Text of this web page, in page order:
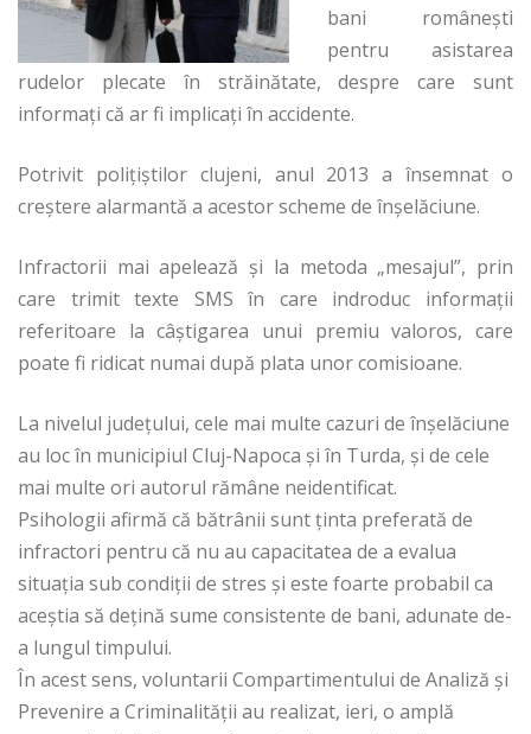
bani româneşti
pentru asistarea
rudelor plecate în străinătate, despre care sunt
informaţi că ar fi implicaţi în accidente.
Potrivit poliţiştilor clujeni, anul 2013 a însemnat o
creştere alarmantă a acestor scheme de înşelăciune.
Infractorii mai apelează şi la metoda „mesajul”, prin
care trimit texte SMS în care indroduc informaţii
referitoare la câştigarea unui premiu valoros, care
poate fi ridicat numai după plata unor comisioane.
La nivelul judeţului, cele mai multe cazuri de înşelăciune
au loc în municipiul Cluj-Napoca şi în Turda, şi de cele
mai multe ori autorul rămâne neidentificat.
Psihologii afirmă că bătrânii sunt ţinta preferată de
infractori pentru că nu au capacitatea de a evalua
situaţia sub condiţii de stres şi este foarte probabil ca
aceştia să deţină sume consistente de bani, adunate de-
a lungul timpului.
În acest sens, voluntarii Compartimentului de Analiză şi
Prevenire a Criminalităţii au realizat, ieri, o amplă